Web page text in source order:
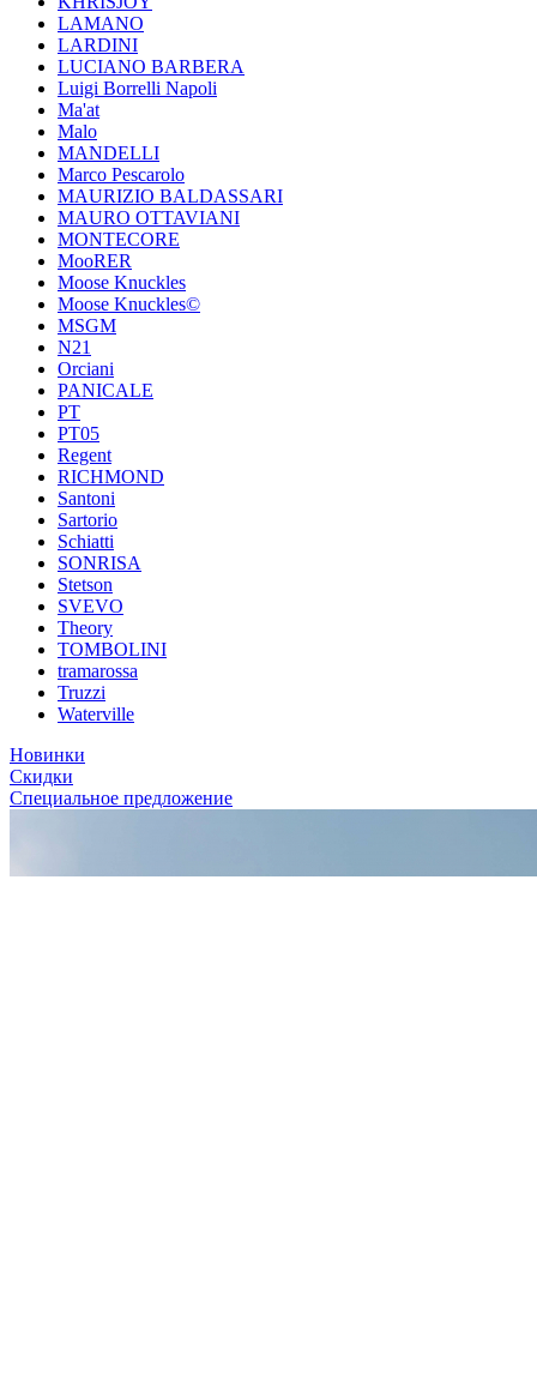
LAMANO
LARDINI
LUCIANO BARBERA
Luigi Borrelli Napoli
Ma'at
Malo
MANDELLI
Marco Pescarolo
MAURIZIO BALDASSARI
MAURO OTTAVIANI
MONTECORE
MooRER
Moose Knuckles
Moose Knuckles©️
MSGM
N21
Orciani
PANICALE
PT
PT05
Regent
RICHMOND
Santoni
Sartorio
Schiatti
SONRISA
Stetson
SVEVO
Theory
TOMBOLINI
tramarossa
Truzzi
Waterville
Новинки
Скидки
Специальное предложение